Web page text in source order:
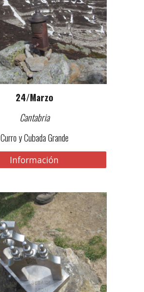
24/Marzo
Cantabria
Curro y Cubada Grande
Información